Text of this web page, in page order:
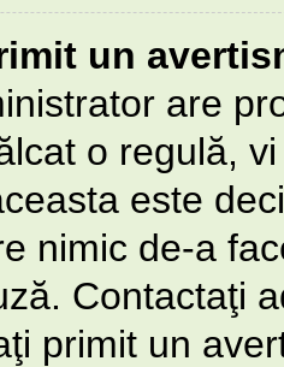
un
are
o regulă,
este
nimic de-a
Contactaţi
primit un